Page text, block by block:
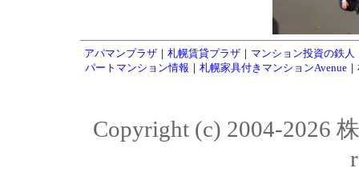
アパマンプラザ ｜ 札幌賃貸プラザ ｜ マンション投資の鉄人
パートマンション情報 ｜ 札幌家具付きマンションAvenue｜
Copyright (c) 2004-2026